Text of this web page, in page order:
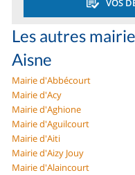
VOS
Les autres
Aisne
Mairie d'Abbécourt
Mairie d'Acy
Mairie d'Aghione
Mairie d'Aguilcourt
Mairie d'Aiti
Mairie d'Aizy Jouy
Mairie d'Alaincourt